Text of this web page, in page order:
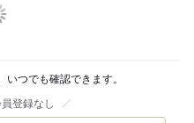
つでも確認できます。
登録なし